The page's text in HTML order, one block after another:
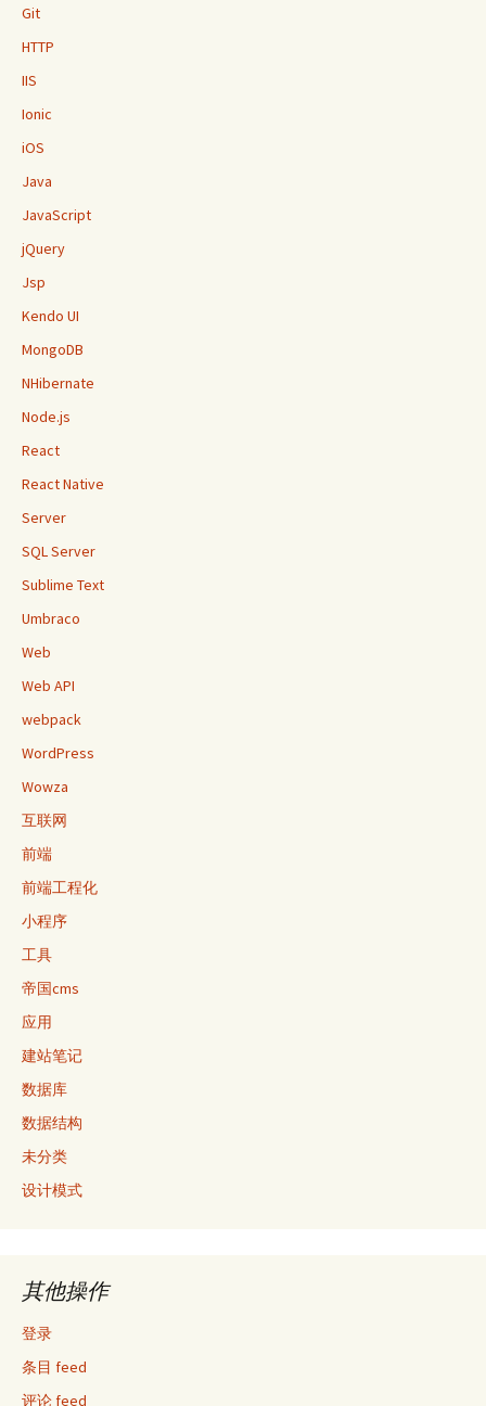
Git
HTTP
IIS
Ionic
iOS
Java
JavaScript
jQuery
Jsp
Kendo UI
MongoDB
NHibernate
Node.js
React
React Native
Server
SQL Server
Sublime Text
Umbraco
Web
Web API
webpack
WordPress
Wowza
互联网
前端
前端工程化
小程序
工具
帝国cms
应用
建站笔记
数据库
数据结构
未分类
设计模式
其他操作
登录
条目 feed
评论 feed